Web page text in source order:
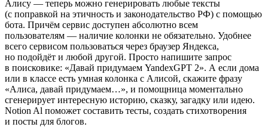
Алису — теперь можно генерировать любые тексты
(с поправкой на этичность и законодательство РФ) с помощью
бота. Причём сервис доступен абсолютно всем
пользователям — наличие колонки не обязательно. Удобнее
всего сервисом пользоваться через браузер Яндекса,
но подойдёт и любой другой. Просто напишите запрос
в поисковике: «Давай придумаем YandexGPT 2». А если дома
или в классе есть умная колонка с Алисой, скажите фразу
«Алиса, давай придумаем…», и помощница моментально
сгенерирует интересную историю, сказку, загадку или идею.
Notion Al поможет составить тесты, создать стихотворения
и посты для блогов.